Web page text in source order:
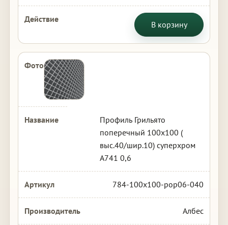
В корзину
Профиль Грильято
поперечный 100х100 (
выс.40/шир.10) суперхром
А741 0,6
784-100x100-pop06-040
Албес